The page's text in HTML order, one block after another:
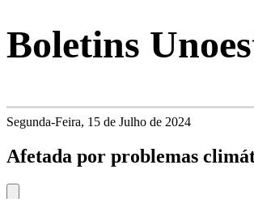
Boletins
Segunda-Feira, 15 de Julho de 2024
Afetada por problemas